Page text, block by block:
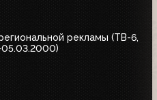
рекламы (ТВ-6,
05.03.2000)